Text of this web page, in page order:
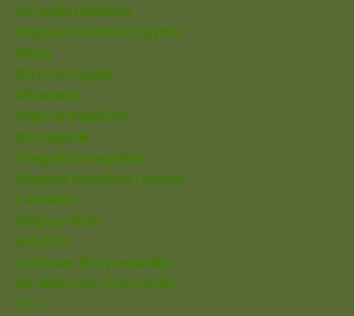
Virtuális Plébánia
Magyar Katolikus Egyház
Biblia
Bízd rá magad
Miserend
Napi evangélium
Községünk
Főegyházmegyénk
Magyar Katolikus Lexikon
Laudetur
Magyar Kurír
MALEZI
Új Ember Könyvesboltja
Direktórium 2025/2026
777